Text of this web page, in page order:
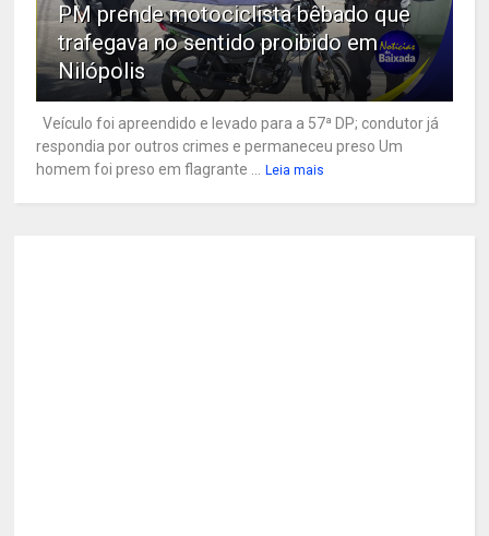
PM prende motociclista bêbado que
trafegava no sentido proibido em
Nilópolis
Veículo foi apreendido e levado para a 57ª DP; condutor já
respondia por outros crimes e permaneceu preso Um
homem foi preso em flagrante ... Leia mais